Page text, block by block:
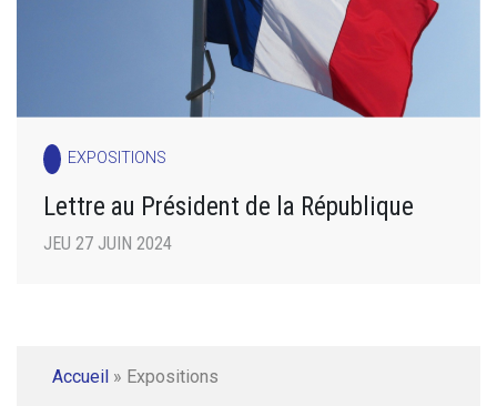
EXPOSITIONS
Lettre au Président de la République
JEU 27 JUIN 2024
Accueil » Expositions